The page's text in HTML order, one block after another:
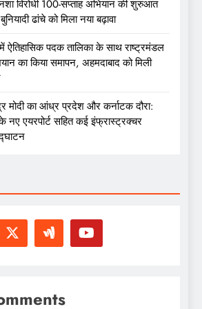
विरोधी 100-सप्ताह अभियान की शुरुआत
ढांचे को मिला नया बढ़ावा
ऐतिहासिक पदक तालिका के साथ राष्ट्रमंडल
का किया समापन, अहमदाबाद को मिली
मोदी का आंध्र प्रदेश और कर्नाटक दौरा:
एयरपोर्ट सहित कई इंफ्रास्ट्रक्चर